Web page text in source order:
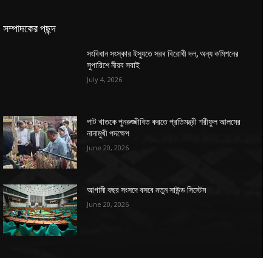
সম্পাদকের পছন্দ
সংবিধান সংস্কার ইস্যুতে সরব বিরোধী দল, অন্য কমিশনের
সুপারিশে নীরব সবাই
July 4, 2026
পাট খাতকে পুনরুজ্জীবিত করতে প্রতিমন্ত্রী শরীফুল আলমের
নানামুখী পদক্ষেপ
June 20, 2026
আগামী বছর সংসদে বসবে নতুন সাউন্ড সিস্টেম
June 20, 2026